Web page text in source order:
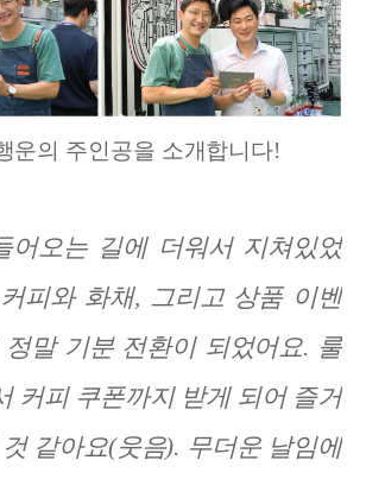
운의 주인공을 소개합니다!
어오는 길에 더워서 지쳐있었
피와 화채, 그리고 상품 이벤
말 기분 전환이 되었어요. 룰
커피 쿠폰까지 받게 되어 즐거
같아요(웃음). 무더운 날임에